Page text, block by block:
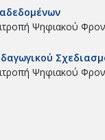
Ψηφιακού
Ψηφιακού